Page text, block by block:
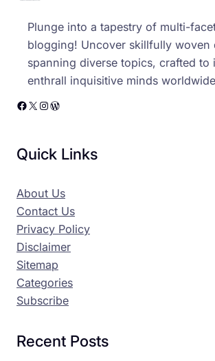
Plunge into a tapestry of multi-
blogging! Uncover skillfully woven
spanning diverse topics, crafted to
enthrall inquisitive minds
Facebook X Instagram WordPress
Quick Links
About Us
Contact Us
Privacy Policy
Disclaimer
Sitemap
Categories
Subscribe
Recent Posts